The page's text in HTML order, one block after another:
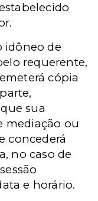
idôneo de
requerente,
cópia
sua
mediação ou
concederá
no caso de
e horário.